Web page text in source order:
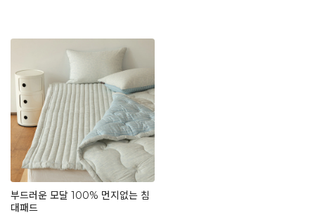
부드러운 모달 100% 먼지없는 침
대패드